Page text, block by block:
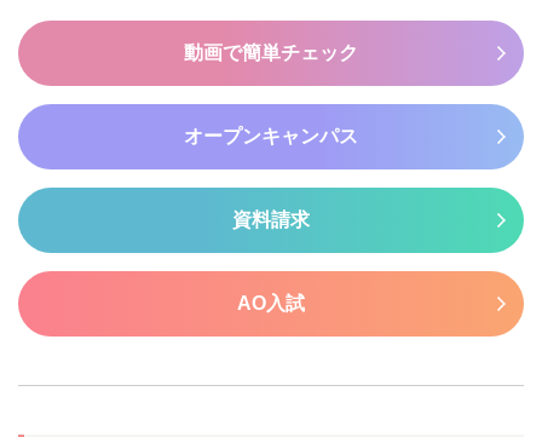
動画で簡単チェック
オープンキャンパス
資料請求
AO入試